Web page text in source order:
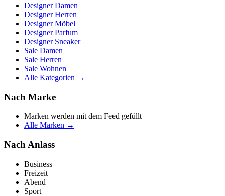
Designer Damen
Designer Herren
Designer Möbel
Designer Parfum
Designer Sneaker
Sale Damen
Sale Herren
Sale Wohnen
Alle Kategorien →
Nach Marke
Marken werden mit dem Feed gefüllt
Alle Marken →
Nach Anlass
Business
Freizeit
Abend
Sport